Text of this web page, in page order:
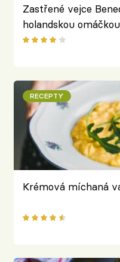
Zastřené vejce
holandskou omáčkou
RECEPTY
Krémová míchaná